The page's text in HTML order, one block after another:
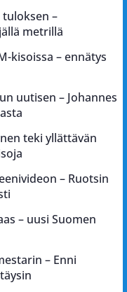
–
metrillä
kisoissa – ennätys
uutisen – Johannes
teki yllättävän
– Ruotsin
– uusi Suomen
– Enni